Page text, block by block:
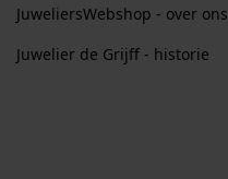
JuweliersWebshop - over ons
Juwelier de Grijff - historie